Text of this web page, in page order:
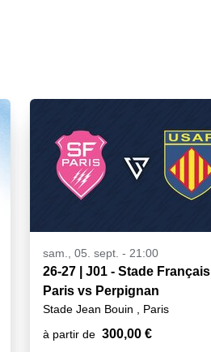
sam., 05. sept. - 21:00
26-27 | J01 - Stade Français
Paris vs Perpignan
Stade Jean Bouin , Paris
à partir de 300,00 €